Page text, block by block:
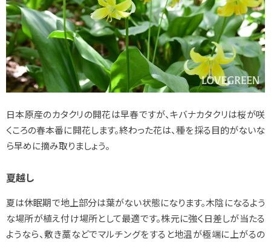
日本原産のカタクリの開花は早春ですが、キバナカタクリは桜が咲
くころの春本番に開花します。終わった花は、種を採る目的がないな
ら早めに摘み取りましょう。
夏越し
夏は休眠期で地上部分は葉がない状態になります。木陰になるよう
な場所が植え付け場所として最適です。株元に強く日差しが当たる
ようなら、敷き藁などでマルチングをすると地温が極端に上がるの